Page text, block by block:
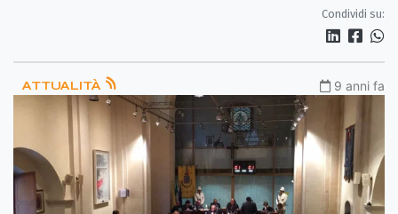
Condividi su:
ATTUALITÀ 9 anni fa